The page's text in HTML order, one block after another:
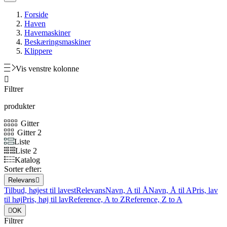
Forside
Haven
Havemaskiner
Beskæringsmaskiner
Klippere
Vis venstre kolonne

Filtrer
produkter
Gitter
Gitter 2
Liste
Liste 2
Katalog
Sorter efter:
Relevans
Tilbud, højest til lavestRelevansNavn, A til ÅNavn, Å til APris, lav
til højPris, høj til lavReference, A to ZReference, Z to A
OK
Filtrer